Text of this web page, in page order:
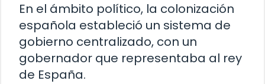
En el ámbito político, la colonización
española estableció un sistema de
gobierno centralizado, con un
gobernador que representaba al rey
de España.